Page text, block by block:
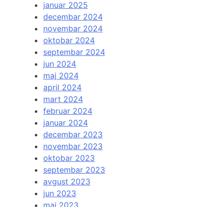
januar 2025
decembar 2024
novembar 2024
oktobar 2024
septembar 2024
jun 2024
maj 2024
april 2024
mart 2024
februar 2024
januar 2024
decembar 2023
novembar 2023
oktobar 2023
septembar 2023
avgust 2023
jun 2023
maj 2023